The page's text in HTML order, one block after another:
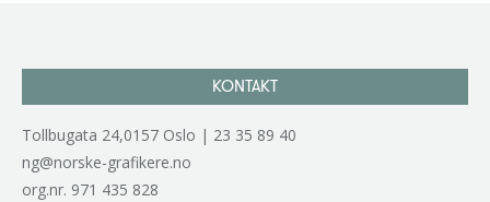
KONTAKT
Tollbugata 24,0157 Oslo | 23 35 89 40
ng@norske-grafikere.no
org.nr. 971 435 828